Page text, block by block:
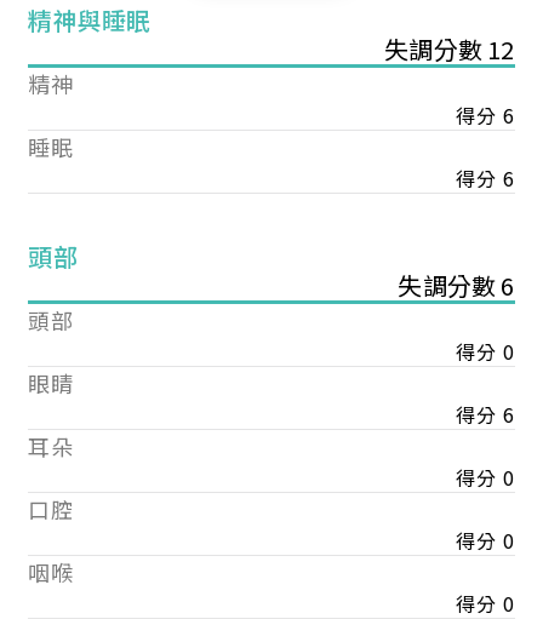
精神與睡眠
失調分數 12
精神
得分 6
睡眠
得分 6
頭部
失調分數 6
頭部
得分 0
眼睛
得分 6
耳朵
得分 0
口腔
得分 0
咽喉
得分 0